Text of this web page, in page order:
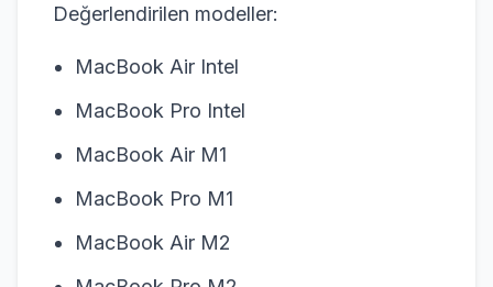
Değerlendirilen modeller:
MacBook Air Intel
MacBook Pro Intel
MacBook Air M1
MacBook Pro M1
MacBook Air M2